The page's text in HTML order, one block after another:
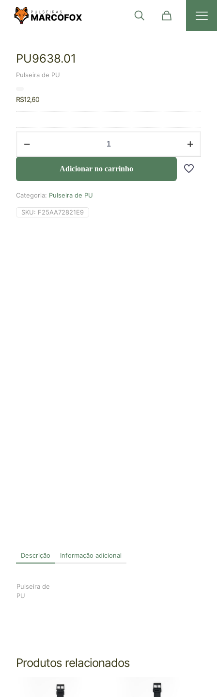
Descrição Informação adicional
Pulseira de
PU
PU9638.01
Pulseira de PU
R$12,60
Adicionar no carrinho
Categoria: Pulseira de PU
SKU: F25AA72821E9
Produtos relacionados